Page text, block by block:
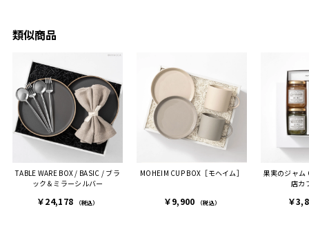
ちらも大変気に入ったと写
った時は、HYACCAギフト
を選んでよかったし他の友
人にもお勧めしたいと感じ
ました。
また、こちら不注意でメー
ルアドレスを誤って入力し
登録してログインできなく
困った際にも、迅速に回答
連絡があり大変助かりまし
た。
す。
類似商品
TABLE WARE BOX / BASIC / ブラ
ック＆ミラーシルバー
￥24,178 （税込）
MOHEIM CUP BOX［モヘイム］
￥9,900 （税込）
果実のジャム
店カ
￥